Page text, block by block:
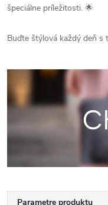
špeciálne príležitosti. 🌟
Buďte štýlová každý deň s
Parametre produktu